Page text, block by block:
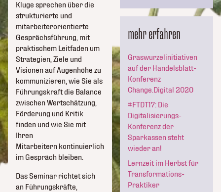
Kluge sprechen über die
strukturierte und
mitarbeiterorientierte
Gesprächsführung, mit
praktischem Leitfaden um
Strategien, Ziele und
Visionen auf Augenhöhe zu
kommunizieren, wie Sie als
Führungskraft die Balance
zwischen Wertschätzung,
Förderung und Kritik
finden und wie Sie mit
Ihren
Mitarbeitern kontinuierlich
im Gespräch bleiben.
Das Seminar richtet sich
an Führungskräfte,
mehr erfahren
Graswurzelinitiativen
auf der Handelsblatt-
Konferenz
Change.Digital 2020
#FTDT17: Die
Digitalisierungs-
Konferenz der
Sparkassen steht
wieder an!
Lernzeit im Herbst für
Transformations-
Praktiker